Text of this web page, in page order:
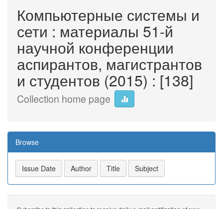
Компьютерные системы и
сети : материалы 51-й
научной конференции
аспирантов, магистрантов
и студентов (2015) : [138]
Collection home page
Browse